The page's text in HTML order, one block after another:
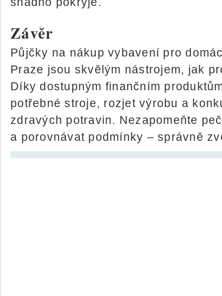
Závěr
Půjčky na nákup vybavení pro
Praze jsou skvělým nástrojem, jak
Díky dostupným finančním
potřebné stroje, rozjet výrobu a
zdravých potravin. Nezapomeňte
a porovnávat podmínky – správně